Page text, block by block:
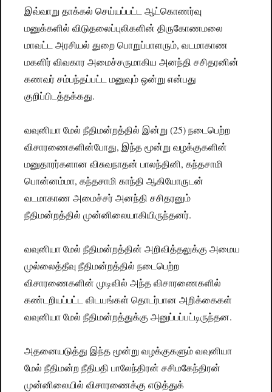
இவ்வாறு தாக்கல் செய்யப்பட்ட ஆட்கொணர்வு
மனுக்களில் விடுதலைப்புலிகளின் திருகோணமலை
மாவட்ட அரசியல் துறை பொறுப்பாளரும், வடமாகாண
மகளிர் விவகார அமைச்சருமாகிய அனந்தி சசிதரனின்
கணவர் சம்பந்தப்பட்ட மனுவும் ஒன்று என்பது
குறிப்பிடத்தக்கது.
வவுனியா மேல் நீதிமன்றத்தில் இன்று (25) நடைபெற்ற
விசாரணைகளின்போது, இந்த மூன்று வழக்குகளின்
மனுதாரர்களான விசுவநாதன் பாலந்தினி, கந்தசாமி
பொன்னம்மா, கந்தசாமி காந்தி ஆகியோருடன்
வடமாகாண அமைச்சர் அனந்தி சசிதரனும்
நீதிமன்றத்தில் முன்னிலையாகியிருந்தனர்.
வவுனியா மேல் நீதிமன்றத்தின் அறிவித்தலுக்கு அமைய
முல்லைத்தீவு நீதிமன்றத்தில் நடைபெற்ற
விசாரணைகளின் முடிவில் அந்த விசாரணைகளில்
கண்டறியப்பட்ட விடயங்கள் தொடர்பான அறிக்கைகள்
வவுனியா மேல் நீதிமன்றத்துக்கு அனுப்பப்பட்டிருந்தன.
அதனையடுத்து இந்த மூன்று வழக்குகளும் வவுனியா
மேல் நீதிமன்ற நீதிபதி பாலேந்திரன் சசிமகேந்திரன்
முன்னிலையில் விசாரணைக்கு எடுத்துக்